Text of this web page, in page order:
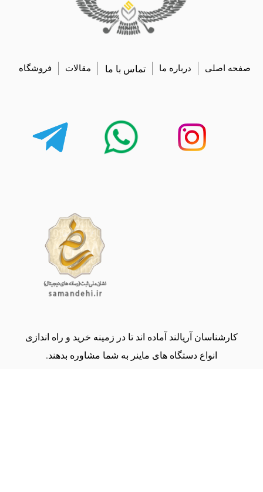
صفحه اصلی درباره ما تماس با ما مقالات فروشگاه
کارشناسان آریالند آماده اند تا در زمینه خرید و راه اندازی
انواع دستگاه های ماینر به شما مشاوره بدهند.